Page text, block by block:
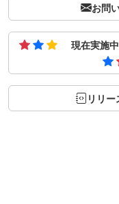
お問
現在実施
リリー